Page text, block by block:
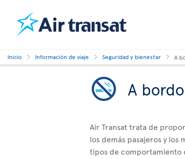
Inicio Información de viaje Seguridad y bienestar A
A bordo
Air Transat trata de
los demás pasajeros y
tipos de comportamiento